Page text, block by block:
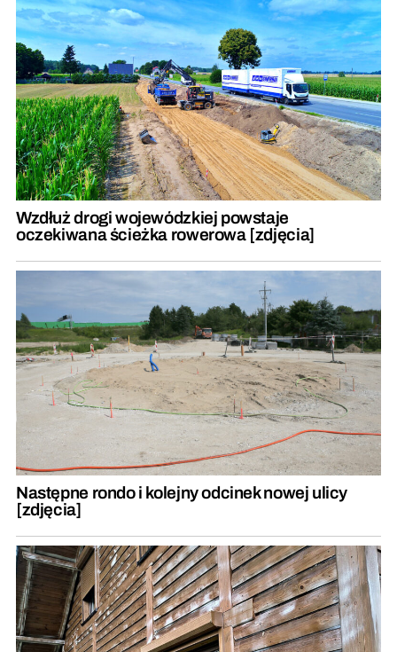
Wzdłuż drogi wojewódzkiej powstaje
oczekiwana ścieżka rowerowa [zdjęcia]
Następne rondo i kolejny odcinek nowej ulicy
[zdjęcia]